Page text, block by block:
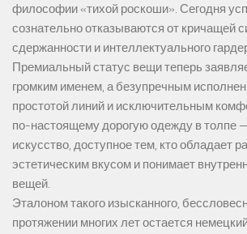
философии «тихой роскоши». Сегодня
сознательно отказываются от кричащей
сдержанности и интеллектуального
Премиальный статус вещи теперь
громким именем, а безупречным
простотой линий и исключительным
по-настоящему дорогую одежду в толпе
искусство, доступное тем, кто обладает
эстетическим вкусом и понимает
вещей.
Эталоном такого изысканного,
протяжении многих лет остается